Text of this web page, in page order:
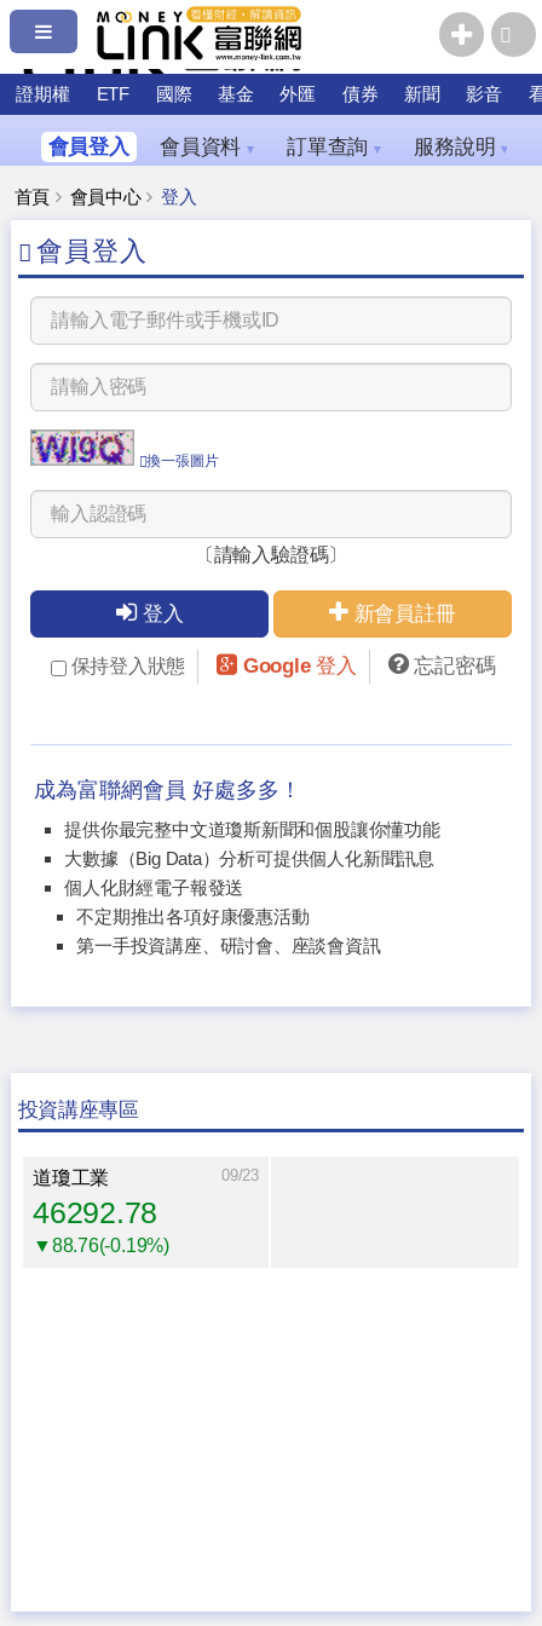
證期權 ETF 國際 基金 外匯 債券 新聞 影音
會員登入 會員資料 ▼ 訂單查詢 ▼ 服務說明 ▼
首頁 會員中心 登入
會員登入
換一張圖片
〔請輸入驗證碼〕
登入 新會員註冊
保持登入狀態 Google 登入 忘記密碼
成為富聯網會員 好處多多！
提供你最完整中文道瓊斯新聞和個股讓你懂功能
大數據（Big Data）分析可提供個人化新聞訊息
個人化財經電子報發送
不定期推出各項好康優惠活動
第一手投資講座、研討會、座談會資訊
投資講座專區
道瓊工業 09/23
46292.78
▼88.76(-0.19%)